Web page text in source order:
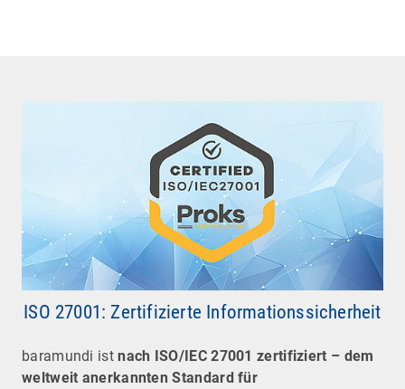
ISO 27001: Zertifizierte Informationssicherheit
baramundi istnach ISO/IEC 27001 zertifiziert – dem
weltweit anerkannten Standard für